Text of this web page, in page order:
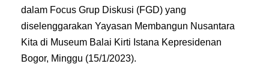
dalam Focus Grup Diskusi (FGD) yang
diselenggarakan Yayasan Membangun Nusantara
Kita di Museum Balai Kirti Istana Kepresidenan
Bogor, Minggu (15/1/2023).